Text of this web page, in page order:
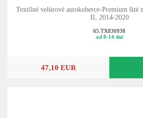
Textilné velúrové autokoberce-Premium šité
II, 2014-2020
65.TX830938
od 8-14 dní
47,10 EUR